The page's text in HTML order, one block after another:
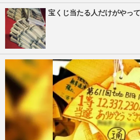
宝くじ当たる人だけがやっ